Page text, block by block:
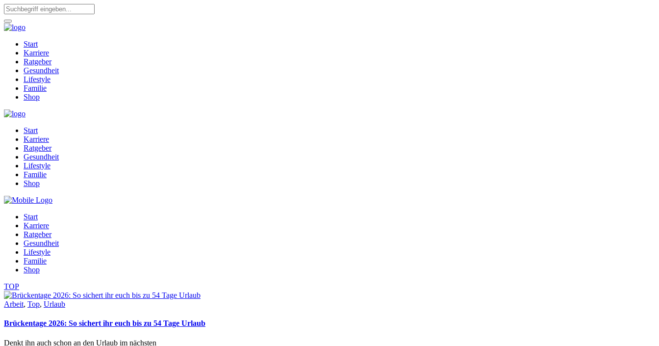
Start
Karriere
Ratgeber
Gesundheit
Lifestyle
Familie
Shop
Start
Karriere
Ratgeber
Gesundheit
Lifestyle
Familie
Shop
Start
Karriere
Ratgeber
Gesundheit
Lifestyle
Familie
Shop
TOP
Arbeit, Top, Urlaub
Brückentage 2026: So sichert ihr euch bis zu 54 Tage Urlaub
Denkt ihn auch schon an den Urlaub im nächsten